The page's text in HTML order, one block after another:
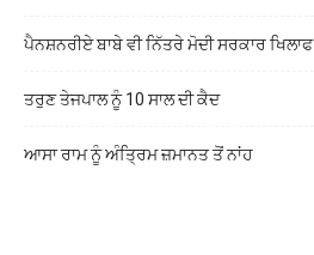
ਪੈਨਸ਼ਨਰੀਏ ਬਾਬੇ ਵੀ ਨਿੱਤਰੇ ਮੋਦੀ ਸਰਕਾਰ ਖਿਲਾਫ
ਤਰੁਣ ਤੇਜਪਾਲ ਨੂੰ 10 ਸਾਲ ਦੀ ਕੈਦ
ਆਸਾ ਰਾਮ ਨੂੰ ਅੰਤ੍ਰਿਮ ਜ਼ਮਾਨਤ ਤੋਂ ਨਾਂਹ